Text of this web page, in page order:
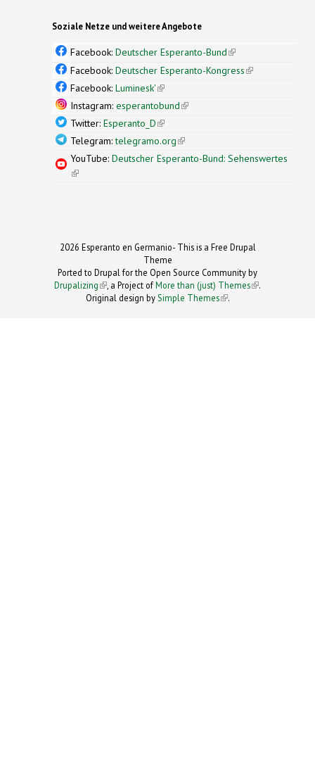
Soziale Netze und weitere Angebote
Facebook: Deutscher Esperanto-Bund(link is
external)
Facebook: Deutscher Esperanto-Kongress(link is
Facebook: Luminesk'(link is external)
Instagram: esperantobund(link is external)
Twitter: Esperanto_D(link is external)
Telegram:telegramo.org(link is external)
YouTube: Deutscher Esperanto-Bund: Sehenswertes
(link is external)
2026 Esperanto en Germanio- This is a Free Drupal
Theme
Ported to Drupal for the Open Source Community by
Drupalizing(link is external)
, a Project ofMore than (just) Themes (link is
.
Original design by Simple Themes
(link is
.